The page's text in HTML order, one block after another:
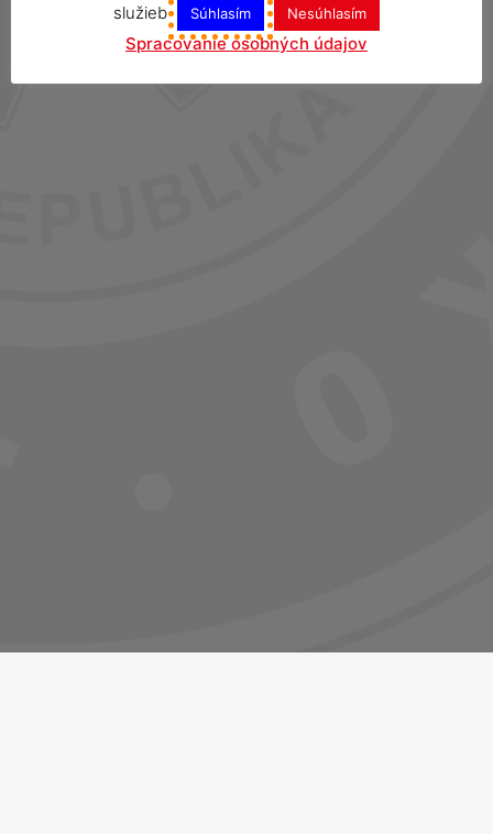
služieb
Súhlasím Nesúhlasím
Spracovanie osobných údajov